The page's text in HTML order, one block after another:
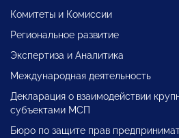
Комитеты и Комиссии
Региональное развитие
Экспертиза и Аналитика
Международная деятельность
Декларация о взаимодействии
субъектами МСП
Бюро по защите прав